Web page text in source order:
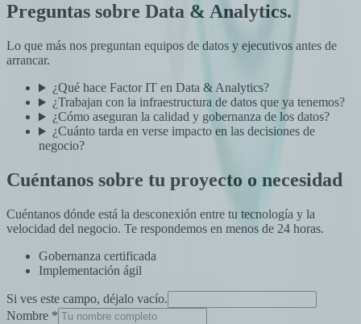
Preguntas sobre Data & Analytics.
Lo que más nos preguntan equipos de datos y ejecutivos antes de
arrancar.
¿Qué hace Factor IT en Data & Analytics?
¿Trabajan con la infraestructura de datos que ya tenemos?
¿Cómo aseguran la calidad y gobernanza de los datos?
¿Cuánto tarda en verse impacto en las decisiones de
negocio?
Cuéntanos sobre tu proyecto o necesidad
Cuéntanos dónde está la desconexión entre tu tecnología y la
velocidad del negocio. Te respondemos en menos de 24 horas.
Gobernanza certificada
Implementación ágil
Si ves este campo, déjalo vacío.
Nombre *